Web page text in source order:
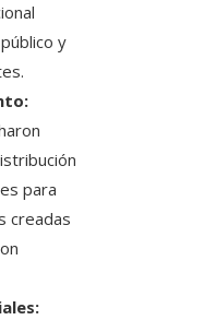
y
para
creadas